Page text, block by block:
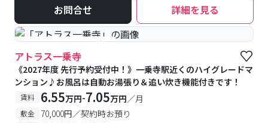
お問合せ 詳細を見る
#予約受付中 #空室待ち
アトラス一乗寺
《2027年度 先行予約受付中！》一乗寺駅近くのハイグレードマ
ンション♪お風呂は自動お湯張り＆追い炊き機能付きです！
賃料 6.55万円-7.05万円／月
敷金 70,000円／契約時お預り